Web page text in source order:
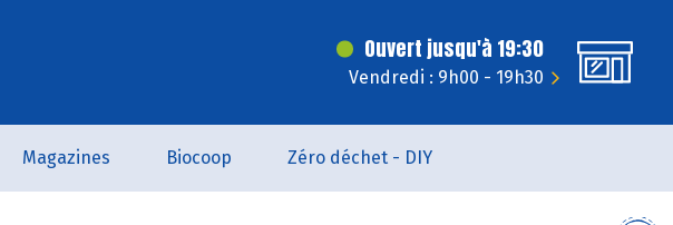
Ouvert jusqu'à 19:30
Vendredi : 9h00 - 19h30
Magazines Biocoop Zéro déchet - DIY